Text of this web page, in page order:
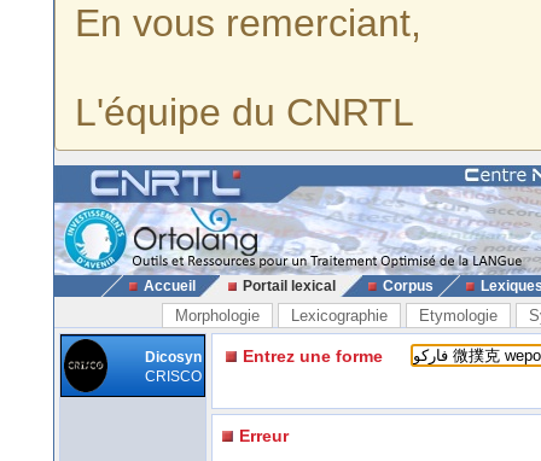
En vous remerciant,
L'équipe du CNRTL
Accueil Portail lexical Corpus
Morphologie Lexicographie Etymologie
Dicosyn
CRISCO
Entrez une forme
Erreur